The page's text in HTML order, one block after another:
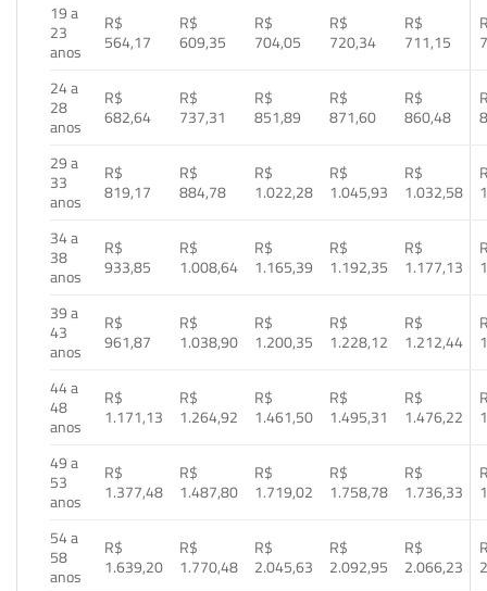
19 a
23
anos
R$
564,17
R$
609,35
R$
704,05
R$
720,34
R$
711,15
24 a
28
anos
R$
682,64
R$
737,31
R$
851,89
R$
871,60
R$
860,48
29 a
33
anos
R$
819,17
R$
884,78
R$
1.022,28
R$
1.045,93
R$
1.032,58
34 a
38
anos
R$
933,85
R$
1.008,64
R$
1.165,39
R$
1.192,35
R$
1.177,13
39 a
43
anos
R$
961,87
R$
1.038,90
R$
1.200,35
R$
1.228,12
R$
1.212,44
44 a
48
anos
R$
1.171,13
R$
1.264,92
R$
1.461,50
R$
1.495,31
R$
1.476,22
49 a
53
anos
R$
1.377,48
R$
1.487,80
R$
1.719,02
R$
1.758,78
R$
1.736,33
54 a
58
anos
R$
1.639,20
R$
1.770,48
R$
2.045,63
R$
2.092,95
R$
2.066,23